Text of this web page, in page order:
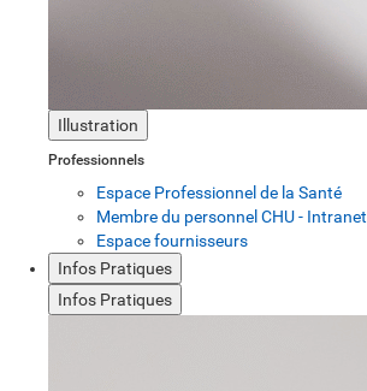
Illustration
Professionnels
Espace Professionnel de la Santé
Membre du personnel CHU - Intranet
Espace fournisseurs
Infos Pratiques
Infos Pratiques